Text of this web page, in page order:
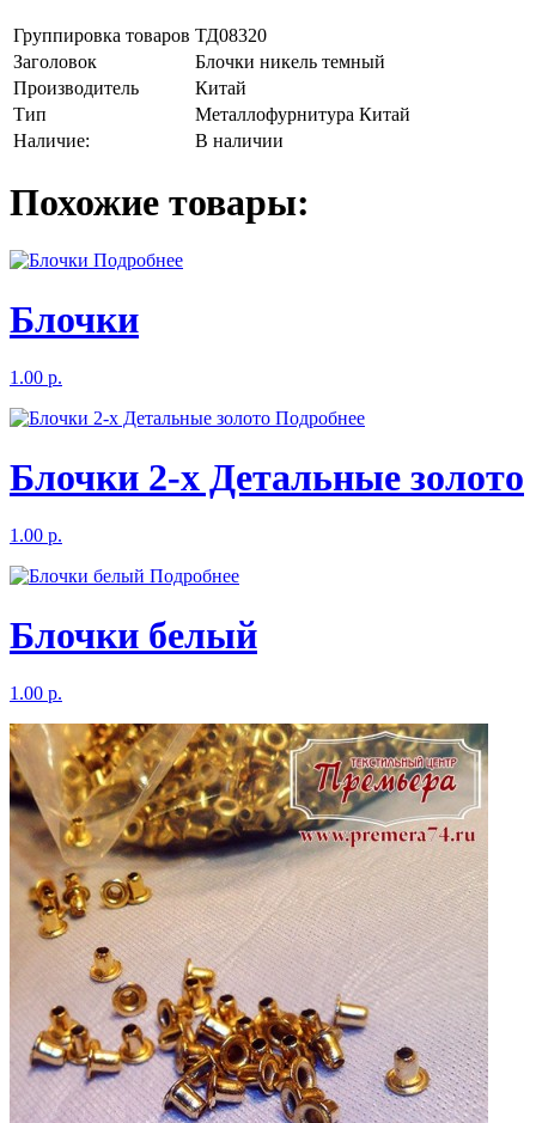
Группировка товаров ТД08320
Заголовок
Блочки никель темный
Производитель
Китай
Тип
Металлофурнитура Китай
Наличие:
В наличии
Похожие товары:
Подробнее
Блочки
1.00 р.
Подробнее
Блочки 2-х Детальные золото
1.00 р.
Подробнее
Блочки белый
1.00 р.